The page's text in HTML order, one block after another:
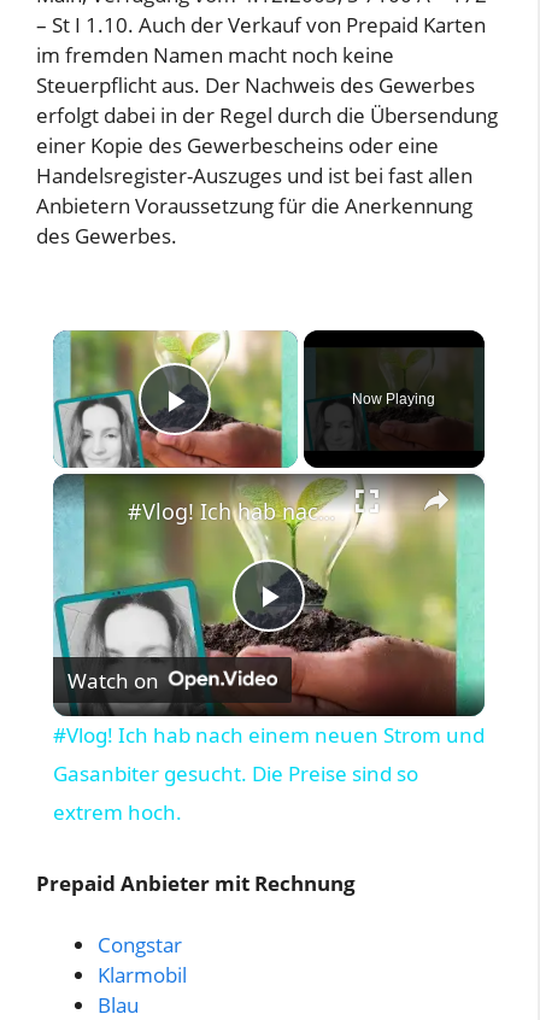
– St I 1.10. Auch der Verkauf von Prepaid Karten
im fremden Namen macht noch keine
Steuerpflicht aus. Der Nachweis des Gewerbes
erfolgt dabei in der Regel durch die Übersendung
einer Kopie des Gewerbescheins oder eine
Handelsregister-Auszuges und ist bei fast allen
Anbietern Voraussetzung für die Anerkennung
des Gewerbes.
×
Play Video
Now Playing
×
P
l
a
#Vlog! Ich hab nach einem neuen Strom und Gasanbiter gesucht. Die Preise sind so extrem hoch.
Watch on
#Vlog! Ich hab nach einem neuen Strom und
Gasanbiter gesucht. Die Preise sind so
extrem hoch.
Prepaid Anbieter mit Rechnung
Congstar
Klarmobil
Blau